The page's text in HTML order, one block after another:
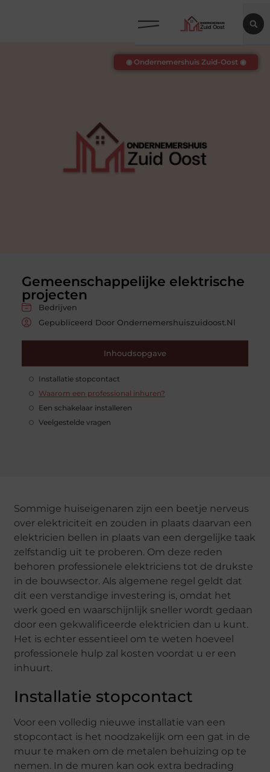
Gemeenschappelijke elektrische
projecten
Bedrijven
Gepubliceerd Door Ondernemershuiszuidoost.nl
Inhoudsopgave
Installatie stopcontact
Waarom een ​​professional inhuren?
Een schakelaar installeren
Veelgestelde vragen
◉ Ondernemershuis Zuid-Oost ◉
Sommige huiseigenaren zijn een beetje nerveus
over elektriciteit en zouden in plaats daarvan een
elektricien bellen in plaats van een dergelijke taak
zelfstandig uit te proberen. Om deze reden
behoren professionele elektriciens tot de drukste
in de bouwsector. Als algemene regel geldt dat
dit een verstandige investering is, omdat het
werk goed en waarschijnlijk sneller wordt gedaan
door een gekwalificeerde elektricien dan u kunt.
Het is echter essentieel om te weten hoeveel
professionele hulp zal kosten voordat u er een
inhuurt.
Installatie stopcontact
Voor een volledig nieuwe installatie van een
stopcontact is het noodzakelijk om een ​​gat in de
muur te maken om de metalen behuizing op te
nemen. In de muren kan ook extra bedrading